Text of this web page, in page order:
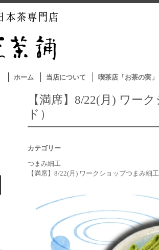
ホーム 当店について 喫茶店「お茶の実」
【満席】8/22(月) ワー
ド）
カテゴリー
つまみ細工
【満席】8/22(月) ワークショップつまみ細